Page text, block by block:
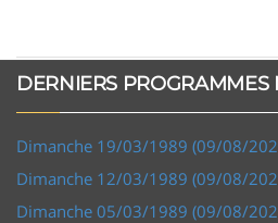
DERNIERS PROGRAMMES
Dimanche 19/03/1989 (09/08/
Dimanche 12/03/1989 (09/08/
Dimanche 05/03/1989 (09/08/